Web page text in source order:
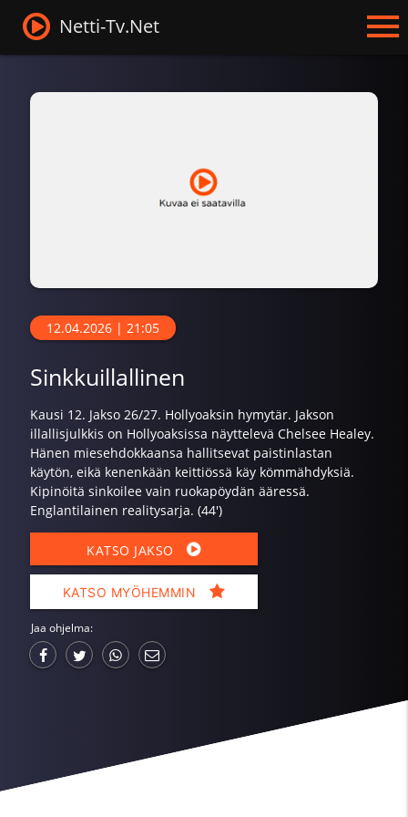
Netti-Tv.Net
12.04.2026 | 21:05
Sinkkuillallinen
Kausi 12. Jakso 26/27. Hollyoaksin hymytär. Jakson
illallisjulkkis on Hollyoaksissa näyttelevä Chelsee Healey.
Hänen miesehdokkaansa hallitsevat paistinlastan
käytön, eikä kenenkään keittiössä käy kömmähdyksiä.
Kipinöitä sinkoilee vain ruokapöydän ääressä.
Englantilainen realitysarja. (44')
KATSO JAKSO
KATSO MYÖHEMMIN
Jaa ohjelma: